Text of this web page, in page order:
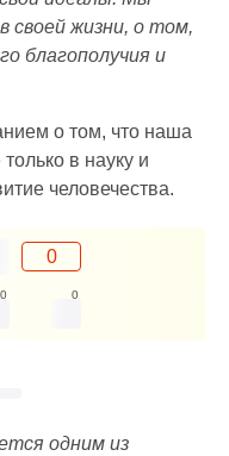
своей жизни, о том,
благополучия и
о том, что наша
в науку и
человечества.
0
0 0
одним из